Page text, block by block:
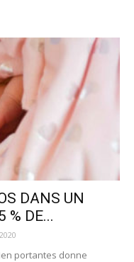
DANS UN
% DE...
portantes donne